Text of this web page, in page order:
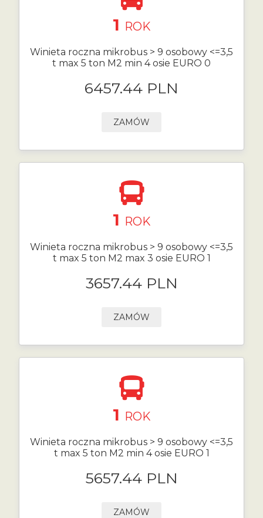
1 ROK
Winieta roczna mikrobus > 9 osobowy <=3,5
t max 5 ton M2 min 4 osie EURO 0
6457.44 PLN
ZAMÓW
1 ROK
Winieta roczna mikrobus > 9 osobowy <=3,5
t max 5 ton M2 max 3 osie EURO 1
3657.44 PLN
ZAMÓW
1 ROK
Winieta roczna mikrobus > 9 osobowy <=3,5
t max 5 ton M2 min 4 osie EURO 1
5657.44 PLN
ZAMÓW